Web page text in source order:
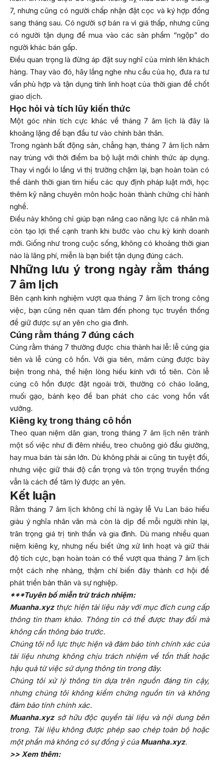
7, nhưng cũng có người chấp nhận đặt cọc và ký hợp đồng
sang tháng sau. Có người sợ bán ra vì giá thấp, nhưng cũng
có người tận dụng để mua vào các sản phẩm “ngộp” do
người khác bán gấp.
Điều quan trọng là đừng áp đặt suy nghĩ của mình lên khách
hàng. Thay vào đó, hãy lắng nghe nhu cầu của họ, đưa ra tư
vấn phù hợp và tận dụng tính linh hoạt của thời gian để chốt
giao dịch.
Học hỏi và tích lũy kiến thức
Một góc nhìn tích cực khác về tháng 7 âm lịch là đây là
khoảng lặng để bạn đầu tư vào chính bản thân.
Trong ngành bất động sản, chẳng hạn, tháng 7 âm lịch năm
nay trùng với thời điểm ba bộ luật mới chính thức áp dụng.
Thay vì ngồi lo lắng vì thị trường chậm lại, bạn hoàn toàn có
thể dành thời gian tìm hiểu các quy định pháp luật mới, học
thêm kỹ năng chuyên môn hoặc hoàn thành chứng chỉ hành
nghề.
Điều này không chỉ giúp bạn nâng cao năng lực cá nhân mà
còn tạo lợi thế cạnh tranh khi bước vào chu kỳ kinh doanh
mới. Giống như trong cuộc sống, không có khoảng thời gian
nào là lãng phí, miễn là bạn biết tận dụng đúng cách.
Những lưu ý trong ngày rằm tháng
7 âm lịch
Bên cạnh kinh nghiệm vượt qua tháng 7 âm lịch trong công
việc, bạn cũng nên quan tâm đến phong tục truyền thống
để giữ được sự an yên cho gia đình.
Cúng rằm tháng 7 đúng cách
Cúng rằm tháng 7 thường được chia thành hai lễ: lễ cúng gia
tiên và lễ cúng cô hồn. Với gia tiên, mâm cúng được bày
biện trong nhà, thể hiện lòng hiếu kính với tổ tiên. Còn lễ
cúng cô hồn được đặt ngoài trời, thường có cháo loãng,
muối gạo, bánh kẹo để ban phát cho các vong hồn vất
vưởng.
Kiêng kỵ trong tháng cô hồn
Theo quan niệm dân gian, trong tháng 7 âm lịch nên tránh
một số việc như đi đêm nhiều, treo chuông gió đầu giường,
hay mua bán tài sản lớn. Dù không phải ai cũng tin tuyệt đối,
nhưng việc giữ thái độ cẩn trọng và tôn trọng truyền thống
vẫn là cách để tâm lý được an yên.
Kết luận
Rằm tháng 7 âm lịch không chỉ là ngày lễ Vu Lan báo hiếu
giàu ý nghĩa nhân văn mà còn là dịp để mỗi người nhìn lại,
trân trọng giá trị tinh thần và gia đình. Dù mang nhiều quan
niệm kiêng kỵ, nhưng nếu biết ứng xử linh hoạt và giữ thái
độ tích cực, bạn hoàn toàn có thể vượt qua tháng 7 âm lịch
một cách nhẹ nhàng, thậm chí biến đây thành cơ hội để
phát triển bản thân và sự nghiệp.
***Tuyên bố miễn trừ trách nhiệm:
Muanha.xyzthực hiện tài liệu này với mục đích cung cấp
thông tin tham khảo. Thông tin có thể được thay đổi mà
không cần thông báo trước.
Chúng tôi nỗ lực thực hiện và đảm bảo tính chính xác của
tài liệu nhưng không chịu trách nhiệm về tổn thất hoặc
hậu quả từ việc sử dụng thông tin trong đây.
Chúng tôi xử lý thông tin dựa trên nguồn đáng tin cậy,
nhưng chúng tôi không kiểm chứng nguồn tin và không
đảm bảo tính chính xác.
Muanha.xyzsở hữu độc quyền tài liệu và nội dung bên
trong. Tài liệu không được phép sao chép toàn bộ hoặc
một phần mà không có sự đồng ý của Muanha.xyz.
>> Xem thêm: